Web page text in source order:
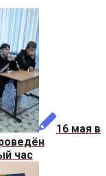
16 мая в
час